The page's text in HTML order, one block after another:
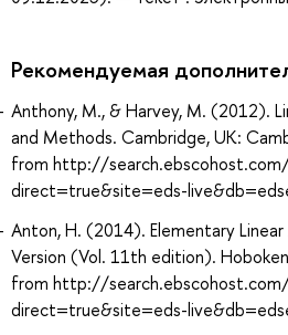
Рекомендуемая
Anthony, M., & Harvey, M. (2012).
and Methods. Cambridge, UK:
from http://
direct=true&site=eds-
Anton, H. (2014). Elementary
Version (Vol. 11th edition).
from http://
direct=true&site=eds-